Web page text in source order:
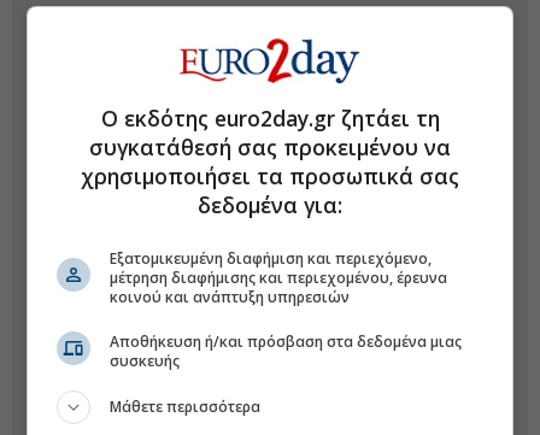
Ο εκδότης euro2day.gr ζητάει τη
συγκατάθεσή σας προκειμένου να
χρησιμοποιήσει τα προσωπικά σας
δεδομένα για:
Εξατομικευμένη διαφήμιση και περιεχόμενο,
μέτρηση διαφήμισης και περιεχομένου, έρευνα
κοινού και ανάπτυξη υπηρεσιών
Αποθήκευση ή/και πρόσβαση στα δεδομένα μιας
συσκευής
Μάθετε περισσότερα